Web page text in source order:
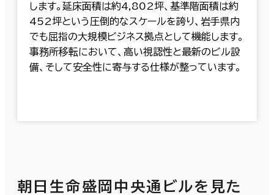
します。延床面積は約4,802坪、基準階面積は約
452坪という圧倒的なスケールを誇り、岩手県内
でも屈指の大規模ビジネス拠点として機能します。
事務所移転において、高い視認性と最新のビル設
備、そして安全性に寄与する仕様が整っています。
朝日生命盛岡中央通ビルを見た